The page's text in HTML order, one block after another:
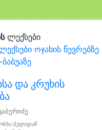
ლექსები
ოჯახის წევრებზე
და კრუხის
ბუდიდან